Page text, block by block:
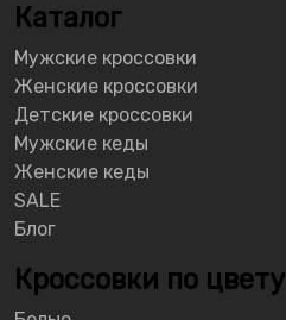
Каталог
Мужские кроссовки
Женские кроссовки
Детские кроссовки
Мужские кеды
Женские кеды
SALE
Блог
Кроссовки по цвету